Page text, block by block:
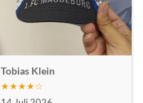
Tobias Klein
★★★★☆